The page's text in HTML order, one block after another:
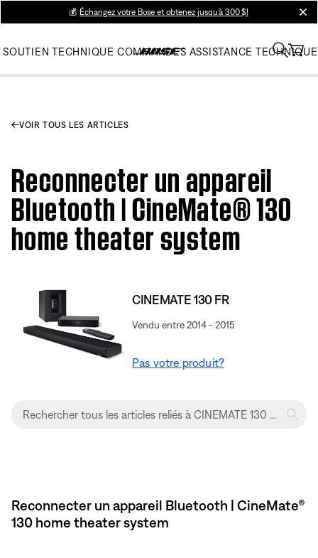
💰 Échangez votre Bose et obtenez jusqu’à 300 $!
SOUTIEN TECHNIQUE COMMANDES ASSISTANCE TECHNIQUE
VOIR TOUS LES ARTICLES
Reconnecter un appareil
Bluetooth | CineMate® 130
home theater system
CINEMATE 130 FR
Vendu entre 2014 - 2015
Pas votre produit?
Reconnecter un appareil Bluetooth | CineMate®
130 home theater system